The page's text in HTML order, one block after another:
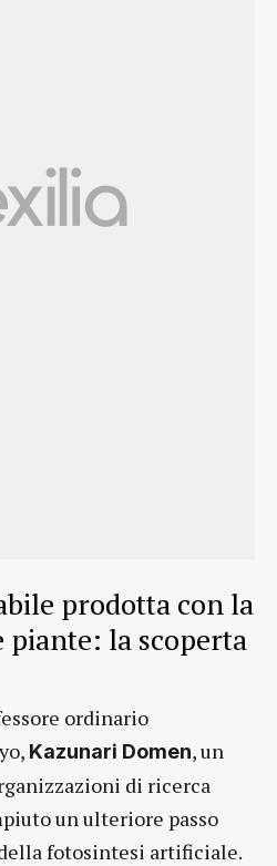
prodotta con la
la scoperta
ordinario
Kazunari Domen, un
di ricerca
un ulteriore passo
fotosintesi artificiale.